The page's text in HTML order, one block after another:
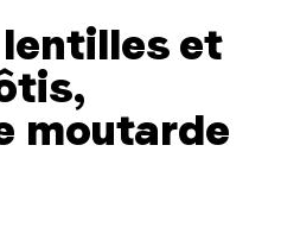
et
moutarde